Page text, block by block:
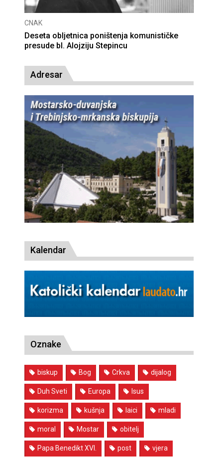
CNAK
Deseta obljetnica poništenja komunističke
presude bl. Alojziju Stepincu
Adresar
Kalendar
Oznake
biskup Bog Crkva dijalog
Duh Sveti Europa Isus
korizma kušnja laici mladi
moral Mostar obitelj
Papa Benedikt XVI. post vjera